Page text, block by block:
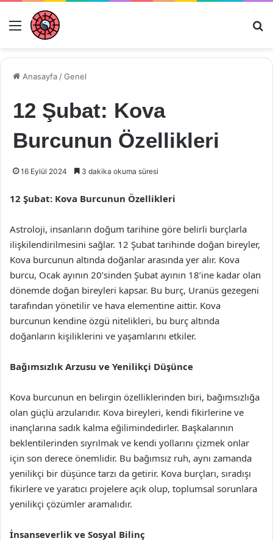
Menü
Anasayfa /Genel
12 Şubat: Kova
Burcunun Özellikleri
16 Eylül 2024 3 dakika okuma süresi
12 Şubat: Kova Burcunun Özellikleri
Astroloji, insanların doğum tarihine göre belirli burçlarla
ilişkilendirilmesini sağlar. 12 Şubat tarihinde doğan bireyler,
Kova burcunun altında doğanlar arasında yer alır. Kova
burcu, Ocak ayının 20’sinden Şubat ayının 18’ine kadar olan
dönemde doğan bireyleri kapsar. Bu burç, Uranüs gezegeni
tarafından yönetilir ve hava elementine aittir. Kova
burcunun kendine özgü nitelikleri, bu burç altında
doğanların kişiliklerini ve yaşamlarını etkiler.
Bağımsızlık Arzusu ve Yenilikçi Düşünce
Kova burcunun en belirgin özelliklerinden biri, bağımsızlığa
olan güçlü arzularıdır. Kova bireyleri, kendi fikirlerine ve
inançlarına sadık kalma eğilimindedirler. Başkalarının
beklentilerinden sıyrılmak ve kendi yollarını çizmek onlar
için son derece önemlidir. Bu bağımsız ruh, aynı zamanda
yenilikçi bir düşünce tarzı da getirir. Kova burçları, sıradışı
fikirlere ve yaratıcı projelere açık olup, toplumsal sorunlara
yenilikçi çözümler aramalıdır.
İnsanseverlik ve Sosyal Bilinç